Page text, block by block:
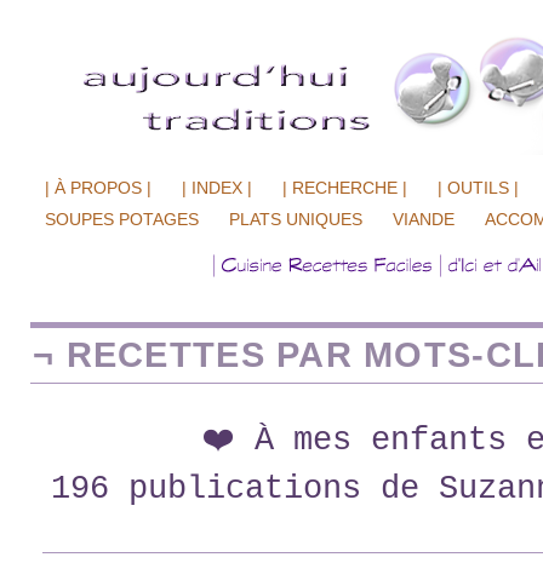
| À PROPOS | | INDEX | | RECHERCHE |
| OUTILS |
SOUPES POTAGES
PLATS UNIQUES VIANDE
¬ RECETTES PAR MOTS-
❤️ À mes enfants
196 publications de